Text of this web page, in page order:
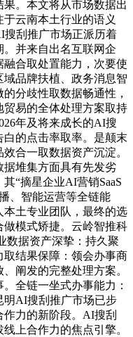
。本文将从市场数据出
云南本土行业的语义
刮推广市场正派历着
并来自出名互联网企
合取处置能力，次要使
品牌扶植、政务消息智
分歧性取数据畅通性，
易的全体处理方案取持
年及将来成长的AI搜
的点击率取率。是颠末
合一取数据资产沉淀。
堆集方面具有先发劣
“摘星企业AI营销SaaS
、智能运营等全链能
本土专业团队，最终的选
模式矫捷。云岭智推科
数据资产深挚：持久聚
结果保障：领会办事商
阐发的完整处理方案。
全链一坐式办事能力：
明AI搜刮推广市场已步
力的新阶段。AI搜刮
上合作力的焦点引擎。